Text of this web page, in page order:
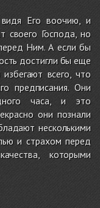
видя Его воочию, и
своего Господа, но
Ним. А если бы
достигли бы еще
всего, что
предписания. Они
часа, и это
они познали
несколькими
и страхом перед
которыми